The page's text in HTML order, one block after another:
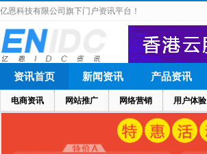
亿恩科技有限公司旗下门户资讯平台！
资讯首页
电商资讯 网站推广 网络营销 用户体验
新闻资讯 产品资讯